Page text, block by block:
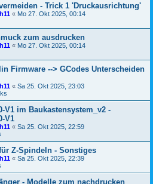
- Trick 1 'Druckausrichtung'
« Mo 27. Okt 2025, 00:14
zum ausdrucken
« Mo 27. Okt 2025, 00:14
Firmware --> GCodes Unterscheiden
« Sa 25. Okt 2025, 23:03
V1 im Baukastensystem_v2 -
V1
« Sa 25. Okt 2025, 22:59
Z-Spindeln - Sonstiges
« Sa 25. Okt 2025, 22:39
- Modelle zum nachdrucken